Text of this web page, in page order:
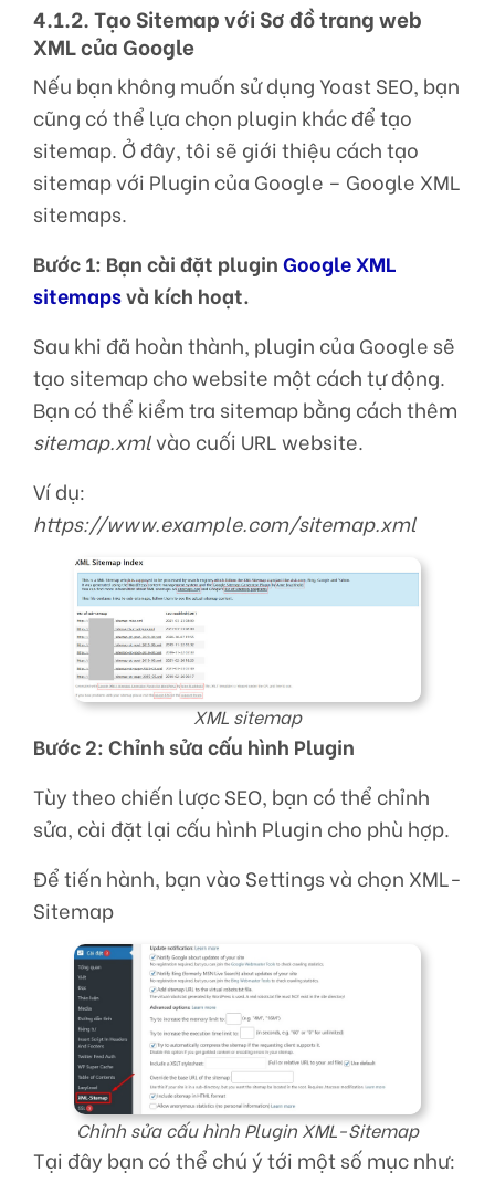
4.1.2. Tạo Sitemap với Sơ đồ trang web
XML của Google
Nếu bạn không muốn sử dụng Yoast SEO, bạn
cũng có thể lựa chọn plugin khác để tạo
sitemap. Ở đây, tôi sẽ giới thiệu cách tạo
sitemap với Plugin của Google – Google XML
sitemaps.
Bước 1: Bạn cài đặt pluginGoogle XML
sitemapsvà kích hoạt.
Sau khi đã hoàn thành, plugin của Google sẽ
tạo sitemap cho website một cách tự động.
Bạn có thể kiểm tra sitemap bằng cách thêm
sitemap.xmlvào cuối URL website.
Ví dụ:
https://www.example.com/sitemap.xml
XML sitemap
Bước 2: Chỉnh sửa cấu hình Plugin
Tùy theo chiến lược SEO, bạn có thể chỉnh
sửa, cài đặt lại cấu hình Plugin cho phù hợp.
Để tiến hành, bạn vào Settings và chọn XML-
Sitemap
Chỉnh sửa cấu hình Plugin XML-Sitemap
Tại đây bạn có thể chú ý tới một số mục như: